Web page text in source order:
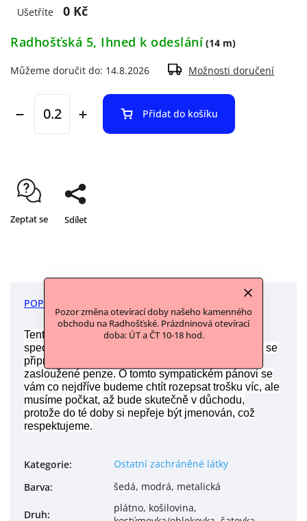
Pozor změna otevírací doby našeho kamenného
obchodu na Radhošťské. Prázdninová otevírací
doba: ÚT a ČT 10-18 hod.
Ušetříte
0 Kč
Radhošťská 5, Ihned k odeslání (14 m)
Můžeme doručit do: 14.8.2026 Možnosti doručení
Přidat do košíku
Zeptat se Sdílet
POPIS
Tento materiál máme z jedné šicí dílny
specializované na kvalitní dámskou kofekci, která se
připravuje na uzavření, protože pan majitel jde do
zasloužené penze. O tomto sympatickém pánovi se
vám co nejdříve budeme chtít rozepsat trošku víc, ale
musíme počkat, až bude skutečně v důchodu,
protože do té doby si nepřeje být jmenován, což
respektujeme.
Kategorie:
Ostatní zachráněné látky
Barva: šedá, modrá, metalická
Druh:
plátno, košilovina,